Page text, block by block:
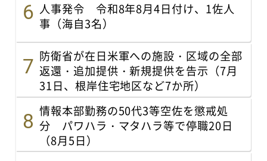
人事発令 令和8年8月4日付け、1佐人
事（海自3名）
防衛省が在日米軍への施設・区域の全部
返還・追加提供・新規提供を告示（7月
31日、根岸住宅地区など7か所）
情報本部勤務の50代3等空佐を懲戒処
分 パワハラ・マタハラ等で停職20日
（8月5日）